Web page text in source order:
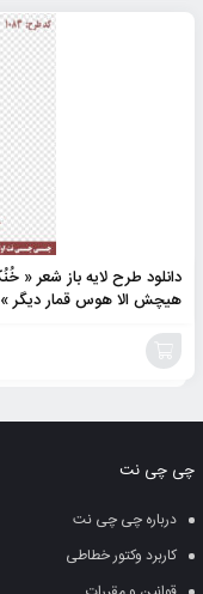
دانلود طرح لایه باز شعر «
هیچش الا هوس قمار دیگر »
سبد
چی چی نت
درباره چی چی نت
کاربرد وکتور خطاطی